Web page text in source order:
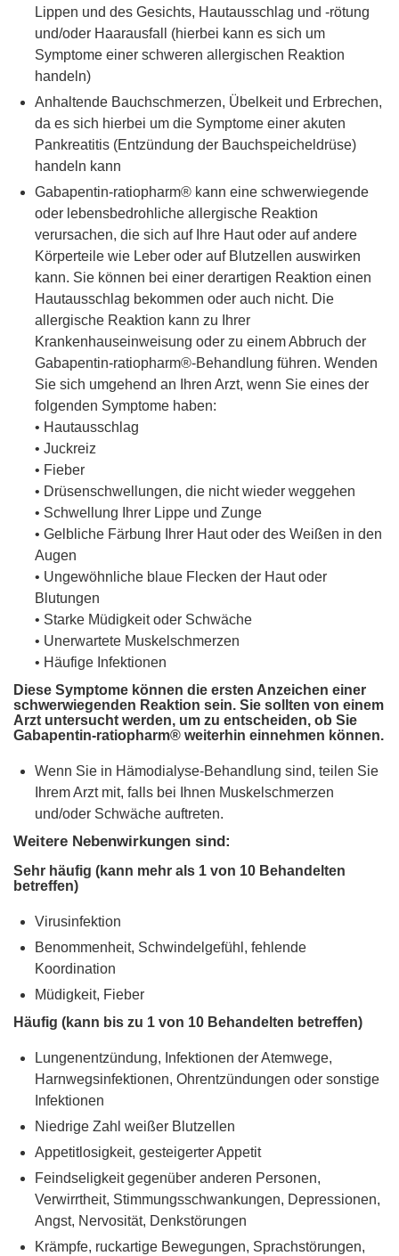
Lippen und des Gesichts, Hautausschlag und -rötung
und/oder Haarausfall (hierbei kann es sich um
Symptome einer schweren allergischen Reaktion
handeln)
Anhaltende Bauchschmerzen, Übelkeit und Erbrechen,
da es sich hierbei um die Symptome einer akuten
Pankreatitis (Entzündung der Bauchspeicheldrüse)
handeln kann
Gabapentin-ratiopharm® kann eine schwerwiegende
oder lebensbedrohliche allergische Reaktion
verursachen, die sich auf Ihre Haut oder auf andere
Körperteile wie Leber oder auf Blutzellen auswirken
kann. Sie können bei einer derartigen Reaktion einen
Hautausschlag bekommen oder auch nicht. Die
allergische Reaktion kann zu Ihrer
Krankenhauseinweisung oder zu einem Abbruch der
Gabapentin-ratiopharm®-Behandlung führen. Wenden
Sie sich umgehend an Ihren Arzt, wenn Sie eines der
folgenden Symptome haben:
• Hautausschlag
• Juckreiz
• Fieber
• Drüsenschwellungen, die nicht wieder weggehen
• Schwellung Ihrer Lippe und Zunge
• Gelbliche Färbung Ihrer Haut oder des Weißen in den
Augen
• Ungewöhnliche blaue Flecken der Haut oder
Blutungen
• Starke Müdigkeit oder Schwäche
• Unerwartete Muskelschmerzen
• Häufige Infektionen
Diese Symptome können die ersten Anzeichen einer
schwerwiegenden Reaktion sein. Sie sollten von einem
Arzt untersucht werden, um zu entscheiden, ob Sie
Gabapentin-ratiopharm® weiterhin einnehmen können.
Wenn Sie in Hämodialyse-Behandlung sind, teilen Sie
Ihrem Arzt mit, falls bei Ihnen Muskelschmerzen
und/oder Schwäche auftreten.
Weitere Nebenwirkungen sind:
Sehr häufig (kann mehr als 1 von 10 Behandelten
betreffen)
Virusinfektion
Benommenheit, Schwindelgefühl, fehlende
Koordination
Müdigkeit, Fieber
Häufig (kann bis zu 1 von 10 Behandelten betreffen)
Lungenentzündung, Infektionen der Atemwege,
Harnwegsinfektionen, Ohrentzündungen oder sonstige
Infektionen
Niedrige Zahl weißer Blutzellen
Appetitlosigkeit, gesteigerter Appetit
Feindseligkeit gegenüber anderen Personen,
Verwirrtheit, Stimmungsschwankungen, Depressionen,
Angst, Nervosität, Denkstörungen
Krämpfe, ruckartige Bewegungen, Sprachstörungen,